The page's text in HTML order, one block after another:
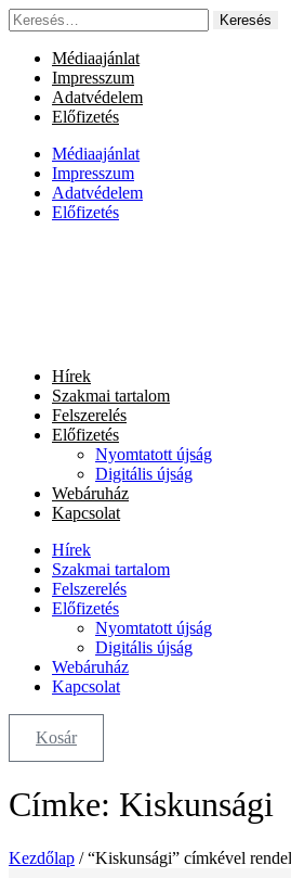
Ugrás
a
tartalomhoz
Keresés:
Médiaajánlat
Impresszum
Adatvédelem
Előfizetés
Médiaajánlat
Impresszum
Adatvédelem
Előfizetés
Hírek
Szakmai tartalom
Felszerelés
Előfizetés
Nyomtatott újság
Digitális újság
Webáruház
Kapcsolat
Hírek
Szakmai tartalom
Felszerelés
Előfizetés
Nyomtatott újság
Digitális újság
Webáruház
Kapcsolat
Kosár
Címke: Kiskunsági
Kezdőlap / “Kiskunsági” címkével